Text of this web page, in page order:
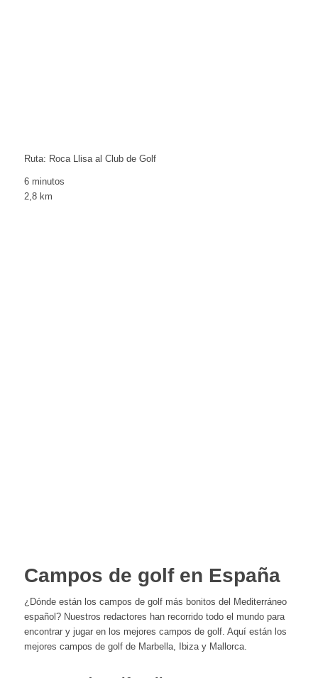
Ruta: Roca Llisa al Club de Golf
6 minutos
2,8 km
Campos de golf en España
¿Dónde están los campos de golf más bonitos del Mediterráneo
español? Nuestros redactores han recorrido todo el mundo para
encontrar y jugar en los mejores campos de golf. Aquí están los
mejores campos de golf de Marbella, Ibiza y Mallorca.